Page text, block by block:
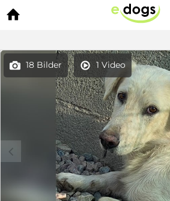

 18 Bilder  1 Video
c